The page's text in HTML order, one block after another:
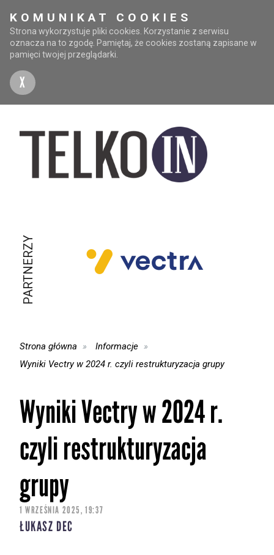
KOMUNIKAT COOKIES
Strona wykorzystuje pliki cookies. Korzystanie z serwisu
oznacza na to zgodę. Pamiętaj, że cookies zostaną zapisane w
pamięci twojej przeglądarki.
X
PARTNERZY
Strona główna
Informacje
Wyniki Vectry w 2024 r. czyli restrukturyzacja grupy
Wyniki Vectry w 2024 r.
czyli restrukturyzacja
grupy
1 WRZEŚNIA 2025, 19:37
ŁUKASZ DEC